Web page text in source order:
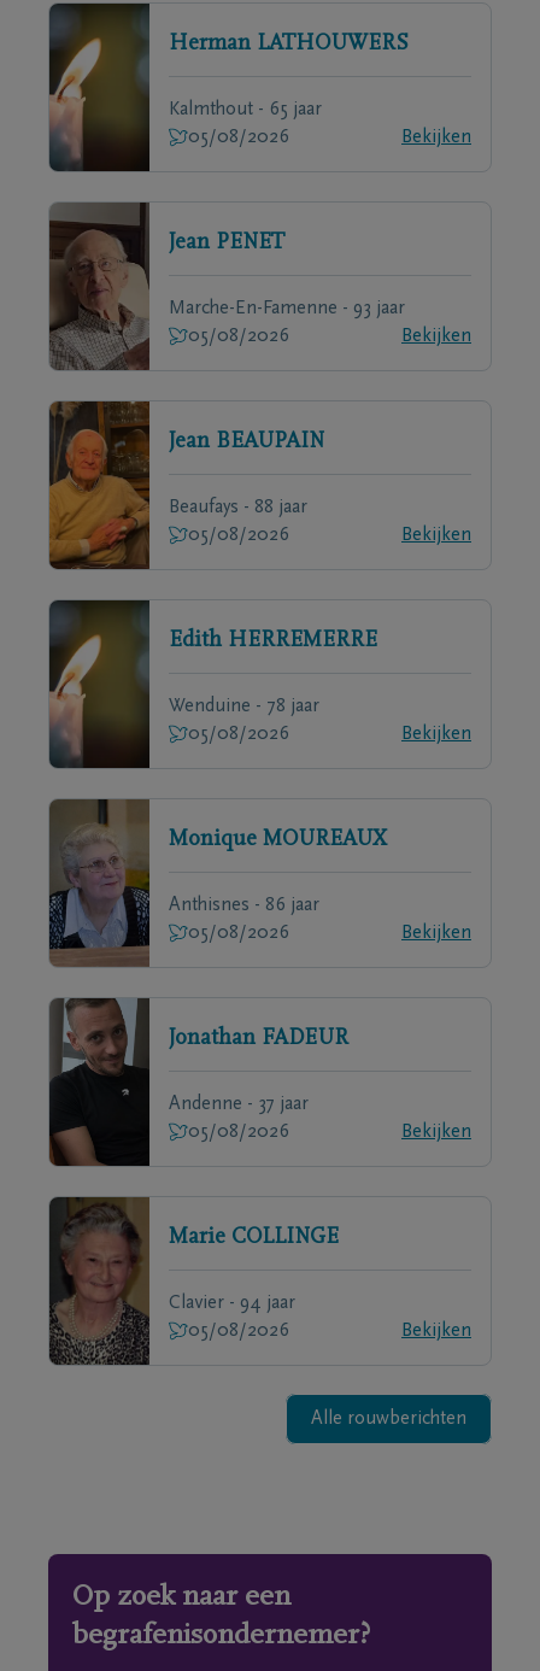
Herman LATHOUWERS
Kalmthout - 65 jaar
05/08/2026
Bekijken
Jean PENET
Marche-En-Famenne - 93 jaar
05/08/2026
Bekijken
Jean BEAUPAIN
Beaufays - 88 jaar
05/08/2026
Bekijken
Edith HERREMERRE
Wenduine - 78 jaar
05/08/2026
Bekijken
Monique MOUREAUX
Anthisnes - 86 jaar
05/08/2026
Bekijken
Jonathan FADEUR
Andenne - 37 jaar
05/08/2026
Bekijken
Marie COLLINGE
Clavier - 94 jaar
05/08/2026
Bekijken
Alle rouwberichten
Op zoek naar een
begrafenisondernemer?